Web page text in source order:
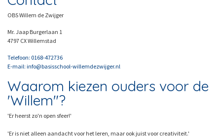
OBS Willem de Zwijger
Mr. Jaap Burgerlaan 1
4797 CX Willemstad
Telefoon: 0168-472736
E-mail: info@basisschool-willemdezwijger.nl
Waarom kiezen ouders voor de
'Willem"?
'Er heerst zo'n open sfeer!'
'Er is niet alleen aandacht voor het leren, maar ook juist voor creativiteit.'